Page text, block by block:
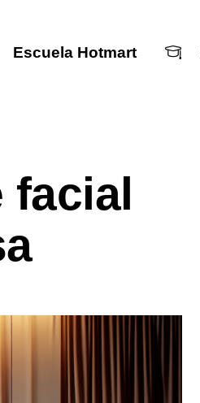
Escuela Hotmart
Escuela Hotmart
facial